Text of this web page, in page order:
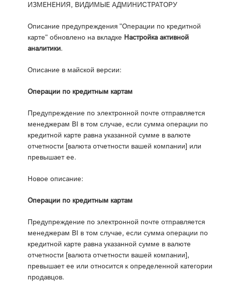
ИЗМЕНЕНИЯ, ВИДИМЫЕ АДМИНИСТРАТОРУ
Описание предупреждения "Операции по кредитной
карте" обновлено на вкладке Настройка активной
аналитики.
Описание в майской версии:
Операции по кредитным картам
Предупреждение по электронной почте отправляется
менеджерам BI в том случае, если сумма операции по
кредитной карте равна указанной сумме в валюте
отчетности [валюта отчетности вашей компании] или
превышает ее.
Новое описание:
Операции по кредитным картам
Предупреждение по электронной почте отправляется
менеджерам BI в том случае, если сумма операции по
кредитной карте равна указанной сумме в валюте
отчетности [валюта отчетности вашей компании],
превышает ее или относится к определенной категории
продавцов.